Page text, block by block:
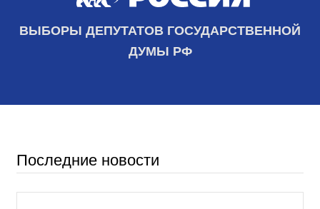
ВЫБОРЫ ДЕПУТАТОВ ГОСУДАРСТВЕННОЙ
ДУМЫ РФ
Последние новости